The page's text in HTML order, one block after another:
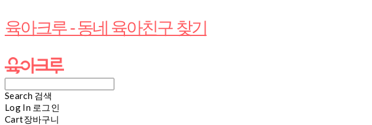
육아크루 - 동네 육아친구 찾기
Search 검색
Log In 로그인
Cart장바구니